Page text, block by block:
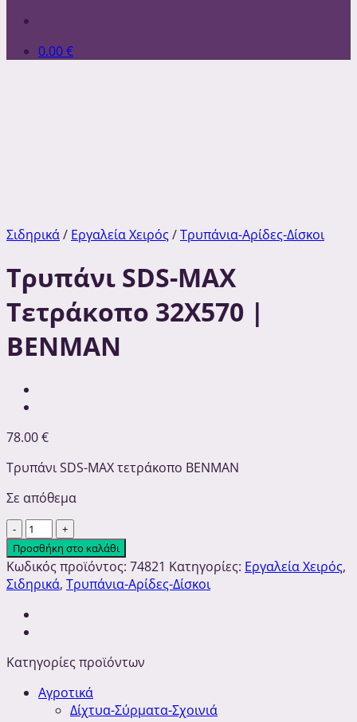
0.00€
Σιδηρικά/ Εργαλεία Χειρός/Τρυπάνια-Αρίδες-Δίσκοι
Τρυπάνι SDS-MAX
Τετράκοπο 32Χ570 |
ΒΕΝΜΑΝ
78.00€
Τρυπάνι SDS-MAX τετράκοπο BENMAN
Σε απόθεμα
Τρυπάνι
SDS-
MAX
Τετράκοπο
32Χ570
|
ΒΕΝΜΑΝ
Προσθήκη στο καλάθι
Κωδικός προϊόντος: 74821 Κατηγορίες: Εργαλεία Χειρός,
Σιδηρικά, Τρυπάνια-Αρίδες-Δίσκοι
Κατηγορίες προϊόντων
Αγροτικά
Δίχτυα-Σύρματα-Σχοινιά